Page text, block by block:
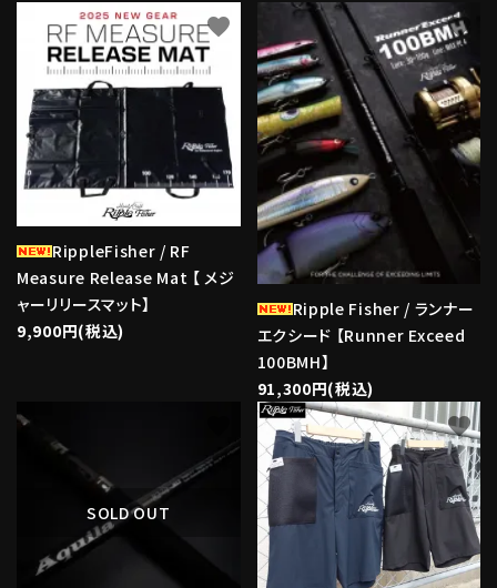
RippleFisher / RF
Measure Release Mat 【 メジ
ャーリリースマット】
9,900円(税込)
favorite
Ripple Fisher / ランナー
エクシード 【Runner Exceed
100BMH】
91,300円(税込)
favorite
SOLD OUT
favorite